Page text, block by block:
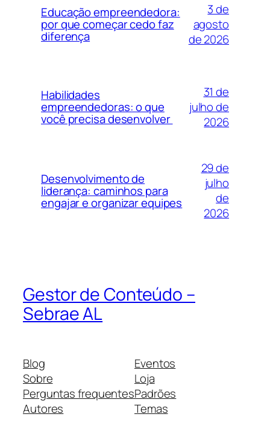
Educação empreendedora:
por que começar cedo faz
diferença
3 de
agosto
de 2026
Habilidades
empreendedoras: o que
você precisa desenvolver
31 de
julho de
2026
Desenvolvimento de
liderança: caminhos para
engajar e organizar equipes
29 de
julho
de
2026
Gestor de Conteúdo –
Sebrae AL
Blog
Sobre
Perguntas frequentes
Autores
Eventos
Loja
Padrões
Temas